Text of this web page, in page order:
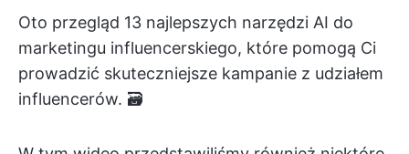
Oto przegląd 13 najlepszych narzędzi AI do
marketingu influencerskiego, które pomogą Ci
prowadzić skuteczniejsze kampanie z udziałem
influencerów. 🗃️